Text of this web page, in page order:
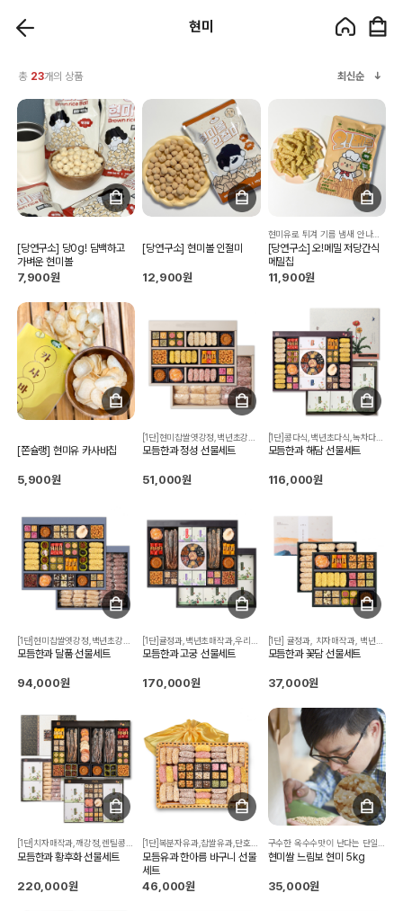
현미
총 23개의 상품 최신순
[당연구소] 당0g! 담백하고
가벼운 현미볼
7,900원
[당연구소] 현미볼 인절미
12,900원
현미유로 튀겨 기름 냄새 안나고 더 바삭바삭 맛있는 메밀칩!
[당연구소] 오!메밀 저당간식
메밀칩
11,900원
[쫀슐랭] 현미유 카사바칩
5,900원
모듬한과 정성 선물세트
51,000원
모듬한과 해담 선물세트
116,000원
모듬한과 달품 선물세트
94,000원
모듬한과 고궁 선물세트
170,000원
모듬한과 꽃담 선물세트
37,000원
모듬한과 황후화 선물세트
220,000원
모듬유과 한아름 바구니 선물
세트
46,000원
현미쌀 느림보 현미 5kg
35,000원